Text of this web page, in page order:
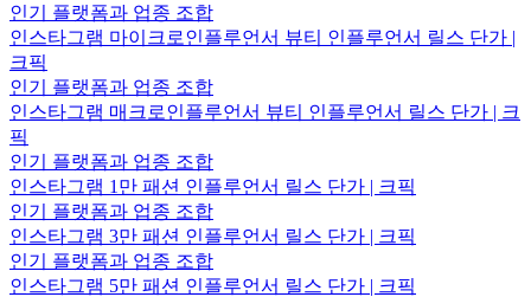
인기 플랫폼과 업종 조합
인스타그램 마이크로인플루언서 뷰티 인플루언서 릴스 단가 |
크픽
인기 플랫폼과 업종 조합
인스타그램 매크로인플루언서 뷰티 인플루언서 릴스 단가 | 크
픽
인기 플랫폼과 업종 조합
인스타그램 1만 패션 인플루언서 릴스 단가 | 크픽
인기 플랫폼과 업종 조합
인스타그램 3만 패션 인플루언서 릴스 단가 | 크픽
인기 플랫폼과 업종 조합
인스타그램 5만 패션 인플루언서 릴스 단가 | 크픽